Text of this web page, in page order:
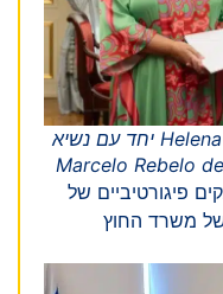
שגרירת פורטוגל בישראל Helena Paiva יחד עם נשיא
פיגורטיביים של
משרד החוץ